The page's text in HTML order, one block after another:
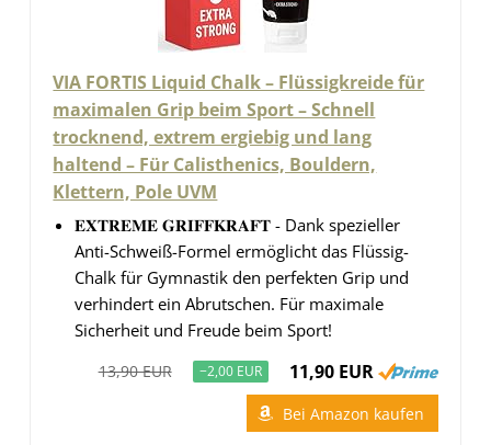
VIA FORTIS Liquid Chalk – Flüssigkreide für
maximalen Grip beim Sport – Schnell
trocknend, extrem ergiebig und lang
haltend – Für Calisthenics, Bouldern,
Klettern, Pole UVM
𝐄𝐗𝐓𝐑𝐄𝐌𝐄 𝐆𝐑𝐈𝐅𝐅𝐊𝐑𝐀𝐅𝐓 - Dank spezieller
Anti-Schweiß-Formel ermöglicht das Flüssig-
Chalk für Gymnastik den perfekten Grip und
verhindert ein Abrutschen. Für maximale
Sicherheit und Freude beim Sport!
13,90 EUR −2,00 EUR 11,90 EUR
Bei Amazon kaufen